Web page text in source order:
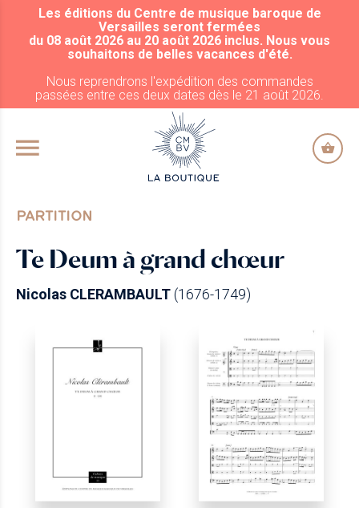
ALLER AU CONTENU PRINCIPAL
Les éditions du Centre de musique baroque de
Versailles seront fermées
du 08 août 2026 au 20 août 2026 inclus. Nous vous
souhaitons de belles vacances d'été.
Nous reprendrons l'expédition des commandes
passées entre ces deux dates dès le 21 août 2026.
PARTITION
Te Deum à grand chœur
Nicolas CLERAMBAULT(1676-1749)